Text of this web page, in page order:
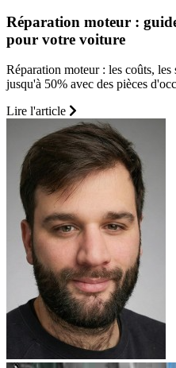
Réparation moteur :
pour votre voiture
Réparation moteur : les coûts,
jusqu'à 50% avec des pièces
Lire l'article